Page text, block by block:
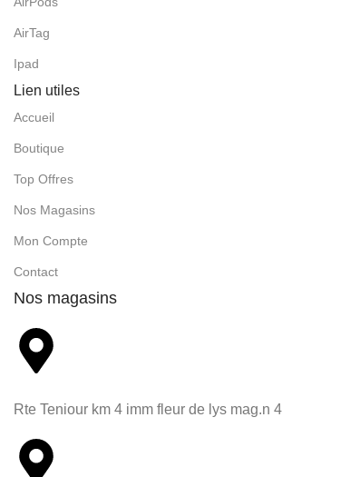
AirTag
Ipad
Lien utiles
Accueil
Boutique
Top Offres
Nos Magasins
Mon Compte
Contact
Nos magasins
Rte Teniour km 4 imm fleur de lys mag.n 4